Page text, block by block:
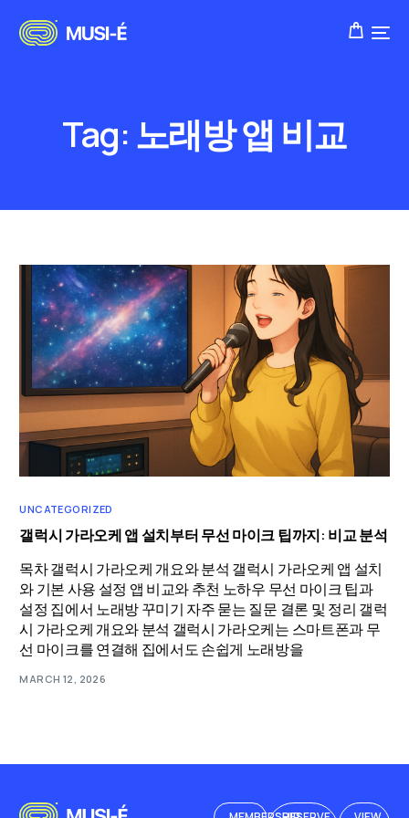
Tag:노래방 앱 비교
UNCATEGORIZED
갤럭시 가라오케 앱 설치부터 무선 마이크 팁까지: 비교 분석
목차 갤럭시 가라오케 개요와 분석 갤럭시 가라오케 앱 설치
와 기본 사용 설정 앱 비교와 추천 노하우 무선 마이크 팁과
설정 집에서 노래방 꾸미기 자주 묻는 질문 결론 및 정리 갤럭
시 가라오케 개요와 분석 갤럭시 가라오케는 스마트폰과 무
선 마이크를 연결해 집에서도 손쉽게 노래방을
MARCH 12, 2026